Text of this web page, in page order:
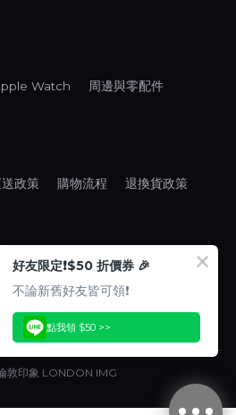
Watch
周邊與零配件
政策 購物流程
退換貨政策
口碑推薦
敦印象 LONDON IMG
好友限定❗️$50 折價券 🎉
不論新舊好友皆可領❗️
點我領 $50 >>